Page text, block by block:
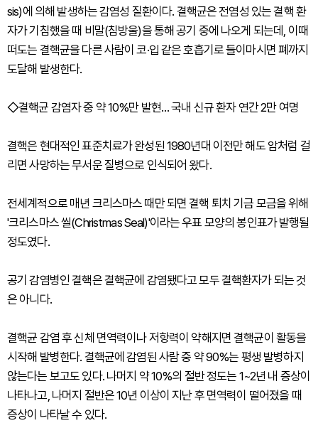
sis)에 의해 발생하는 감염성 질환이다. 결핵균은 전염성 있는 결핵 환
자가 기침했을 때 비말(침방울)을 통해 공기 중에 나오게 되는데, 이때
떠도는 결핵균을 다른 사람이 코·입 같은 호흡기로 들이마시면 폐까지
도달해 발생한다.
◇결핵균 감염자 중 약 10%만 발현… 국내 신규 환자 연간 2만 여명
결핵은 현대적인 표준치료가 완성된 1980년대 이전만 해도 암처럼 걸
리면 사망하는 무서운 질병으로 인식되어 왔다.
전세계적으로 매년 크리스마스 때만 되면 결핵 퇴치 기금 모금을 위해
'크리스마스 씰(Christmas Seal)'이라는 우표 모양의 봉인표가 발행될
정도였다.
공기 감염병인 결핵은 결핵균에 감염됐다고 모두 결핵환자가 되는 것
은 아니다.
결핵균 감염 후 신체 면역력이나 저항력이 약해지면 결핵균이 활동을
시작해 발병한다. 결핵균에 감염된 사람 중 약 90%는 평생 발병하지
않는다는 보고도 있다. 나머지 약 10%의 절반 정도는 1~2년 내 증상이
나타나고, 나머지 절반은 10년 이상이 지난 후 면역력이 떨어졌을 때
증상이 나타날 수 있다.